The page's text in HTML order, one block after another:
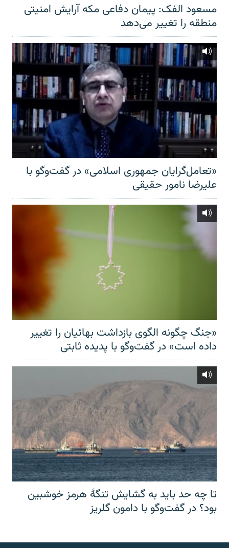
مسعود الفک: پیمان دفاعی مکه آرایش امنیتی
منطقه را تغییر می‌دهد
«تعامل‌گرایان جمهوری اسلامی» در گفت‌وگو با
علیرضا نامور حقیقی
«جنگ چگونه الگوی بازداشت بهائیان را تغییر
داده است» در گفت‌وگو با پدیده ثابتی
تا چه حد باید به گشایش تنگهٔ هرمز خوشبین
بود؟ در گفت‌وگو با دامون گلریز